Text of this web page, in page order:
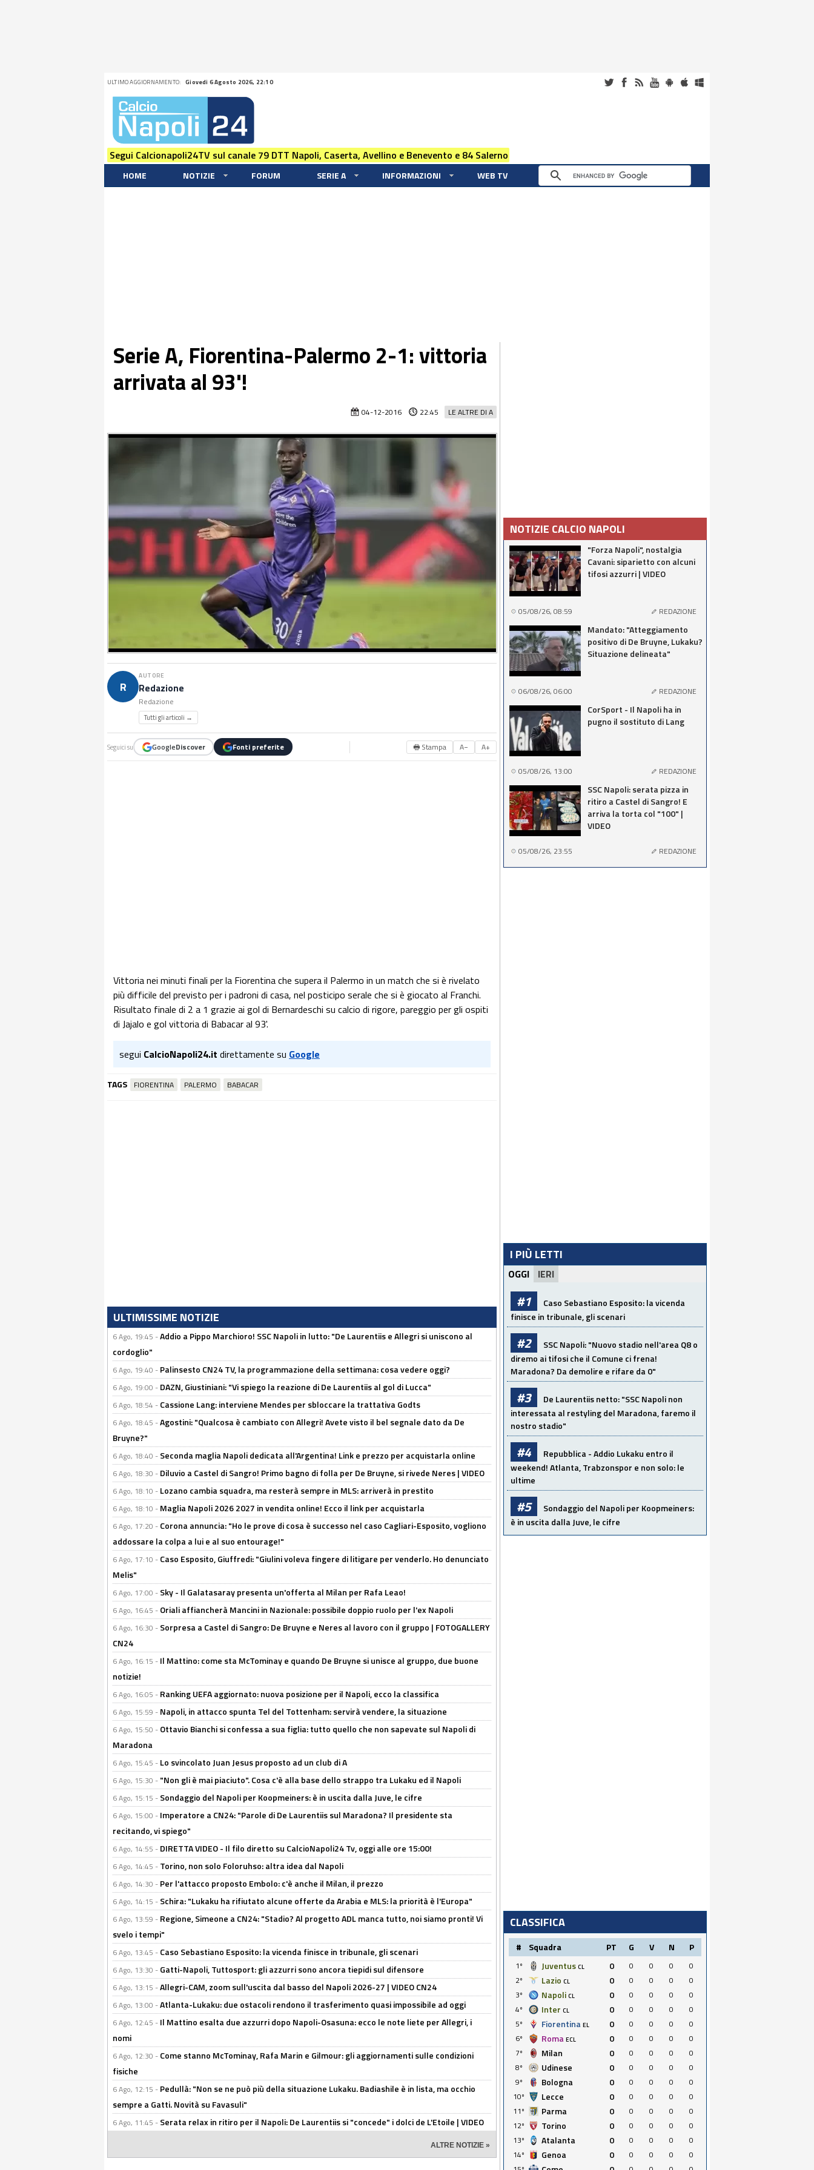
ULTIMO AGGIORNAMENTO: Giovedi 6 Agosto 2026, 22:10
Segui Calcionapoli24TV sul canale 79 DTT Napoli, Caserta, Avellino e Benevento e 84 Salerno
HOME NOTIZIE FORUM SERIE A INFORMAZIONI WEB TV
Serie A, Fiorentina-Palermo 2-1: vittoria
arrivata al 93'!
LE ALTRE DI A
04-12-2016 22:45
R
AUTORE
Redazione
Redazione
Tutti gli articoli →
Seguici su GoogleDiscover Fonti preferite 🖶 Stampa A− A+
Vittoria nei minuti finali per la Fiorentina che supera il Palermo in un match che si è rivelato
più difficile del previsto per i padroni di casa, nel posticipo serale che si è giocato al Franchi.
Risultato finale di 2 a 1 grazie ai gol di Bernardeschi su calcio di rigore, pareggio per gli ospiti
di Jajalo e gol vittoria di Babacar al 93'.
segui CalcioNapoli24.it direttamente su Google
TAGS FIORENTINA PALERMO BABACAR
ULTIMISSIME NOTIZIE
6 Ago, 19:45 -Addio a Pippo Marchioro! SSC Napoli in lutto: "De Laurentiis e Allegri si uniscono al
cordoglio"
6 Ago, 19:40 - Palinsesto CN24 TV, la programmazione della settimana: cosa vedere oggi?
6 Ago, 19:00 - DAZN, Giustiniani: "Vi spiego la reazione di De Laurentiis al gol di Lucca"
6 Ago, 18:54 - Cassione Lang: interviene Mendes per sbloccare la trattativa Godts
6 Ago, 18:45 -Agostini: "Qualcosa è cambiato con Allegri! Avete visto il bel segnale dato da De
Bruyne?"
6 Ago, 18:40 - Seconda maglia Napoli dedicata all'Argentina! Link e prezzo per acquistarla online
6 Ago, 18:30 - Diluvio a Castel di Sangro! Primo bagno di folla per De Bruyne, si rivede Neres | VIDEO
6 Ago, 18:10 - Lozano cambia squadra, ma resterà sempre in MLS: arriverà in prestito
6 Ago, 18:10 - Maglia Napoli 2026 2027 in vendita online! Ecco il link per acquistarla
6 Ago, 17:20 - Corona annuncia: "Ho le prove di cosa è successo nel caso Cagliari-Esposito, vogliono
addossare la colpa a lui e al suo entourage!"
6 Ago, 17:10 - Caso Esposito, Giuffredi: "Giulini voleva fingere di litigare per venderlo. Ho denunciato
Melis"
6 Ago, 17:00 - Sky - Il Galatasaray presenta un'offerta al Milan per Rafa Leao!
6 Ago, 16:45 - Oriali affiancherà Mancini in Nazionale: possibile doppio ruolo per l'ex Napoli
6 Ago, 16:30 - Sorpresa a Castel di Sangro: De Bruyne e Neres al lavoro con il gruppo | FOTOGALLERY
CN24
6 Ago, 16:15 - Il Mattino: come sta McTominay e quando De Bruyne si unisce al gruppo, due buone
notizie!
6 Ago, 16:05 - Ranking UEFA aggiornato: nuova posizione per il Napoli, ecco la classifica
6 Ago, 15:59 - Napoli, in attacco spunta Tel del Tottenham: servirà vendere, la situazione
6 Ago, 15:50 - Ottavio Bianchi si confessa a sua figlia: tutto quello che non sapevate sul Napoli di
Maradona
6 Ago, 15:45 - Lo svincolato Juan Jesus proposto ad un club di A
6 Ago, 15:30 - "Non gli è mai piaciuto". Cosa c'è alla base dello strappo tra Lukaku ed il Napoli
6 Ago, 15:15 - Sondaggio del Napoli per Koopmeiners: è in uscita dalla Juve, le cifre
6 Ago, 15:00 - Imperatore a CN24: "Parole di De Laurentiis sul Maradona? Il presidente sta
recitando, vi spiego"
6 Ago, 14:55 - DIRETTA VIDEO - Il filo diretto su CalcioNapoli24 Tv, oggi alle ore 15:00!
6 Ago, 14:45 - Torino, non solo Foloruhso: altra idea dal Napoli
6 Ago, 14:30 - Per l'attacco proposto Embolo: c'è anche il Milan, il prezzo
6 Ago, 14:15 - Schira: "Lukaku ha rifiutato alcune offerte da Arabia e MLS: la priorità è l'Europa"
6 Ago, 13:59 - Regione, Simeone a CN24: "Stadio? Al progetto ADL manca tutto, noi siamo pronti! Vi
svelo i tempi"
6 Ago, 13:45 - Caso Sebastiano Esposito: la vicenda finisce in tribunale, gli scenari
6 Ago, 13:30 - Gatti-Napoli, Tuttosport: gli azzurri sono ancora tiepidi sul difensore
6 Ago, 13:15 -Allegri-CAM, zoom sull'uscita dal basso del Napoli 2026-27 | VIDEO CN24
6 Ago, 13:00 -Atlanta-Lukaku: due ostacoli rendono il trasferimento quasi impossibile ad oggi
6 Ago, 12:45 - Il Mattino esalta due azzurri dopo Napoli-Osasuna: ecco le note liete per Allegri, i
nomi
6 Ago, 12:30 - Come stanno McTominay, Rafa Marin e Gilmour: gli aggiornamenti sulle condizioni
fisiche
6 Ago, 12:15 - Pedullà: "Non se ne può più della situazione Lukaku. Badiashile è in lista, ma occhio
sempre a Gatti. Novità su Favasuli"
6 Ago, 11:45 - Serata relax in ritiro per il Napoli: De Laurentiis si "concede" i dolci de L'Etoile | VIDEO
ALTRE NOTIZIE »
NOTIZIE CALCIO NAPOLI
"Forza Napoli", nostalgia
Cavani: siparietto con alcuni
tifosi azzurri | VIDEO
05/08/26, 08:59 REDAZIONE
Mandato: "Atteggiamento
positivo di De Bruyne, Lukaku?
Situazione delineata"
06/08/26, 06:00 REDAZIONE
CorSport - Il Napoli ha in
pugno il sostituto di Lang
05/08/26, 13:00 REDAZIONE
SSC Napoli: serata pizza in
ritiro a Castel di Sangro! E
arriva la torta col "100" |
VIDEO
05/08/26, 23:55 REDAZIONE
I PIÙ LETTI
OGGI IERI
#1
Caso Sebastiano Esposito: la vicenda
finisce in tribunale, gli scenari
#2
SSC Napoli: "Nuovo stadio nell'area Q8 o
diremo ai tifosi che il Comune ci frena!
Maradona? Da demolire e rifare da 0"
#3
De Laurentiis netto: "SSC Napoli non
interessata al restyling del Maradona, faremo il
nostro stadio"
#4
Repubblica - Addio Lukaku entro il
weekend! Atlanta, Trabzonspor e non solo: le
ultime
#5
Sondaggio del Napoli per Koopmeiners:
è in uscita dalla Juve, le cifre
CLASSIFICA
# Squadra PT G V N P
1º Juventus CL 0 0 0 0
0
2º
Lazio CL 0 0 0 0
0
3º
Napoli CL 0 0 0 0
0
4º
Inter CL 0 0 0 0
0
5º
Fiorentina EL 0 0 0 0
0
6º
Roma ECL 0 0 0 0
0
7º
Milan 0 0 0 0
0
8º
Udinese 0 0 0 0
0
9º
Bologna 0 0 0 0
0
10º
Lecce 0 0 0 0
0
11º
Parma 0 0 0 0
0
12º
Torino 0 0 0 0
0
13º
Atalanta 0 0 0 0
0
14º
Genoa 0 0 0 0
0